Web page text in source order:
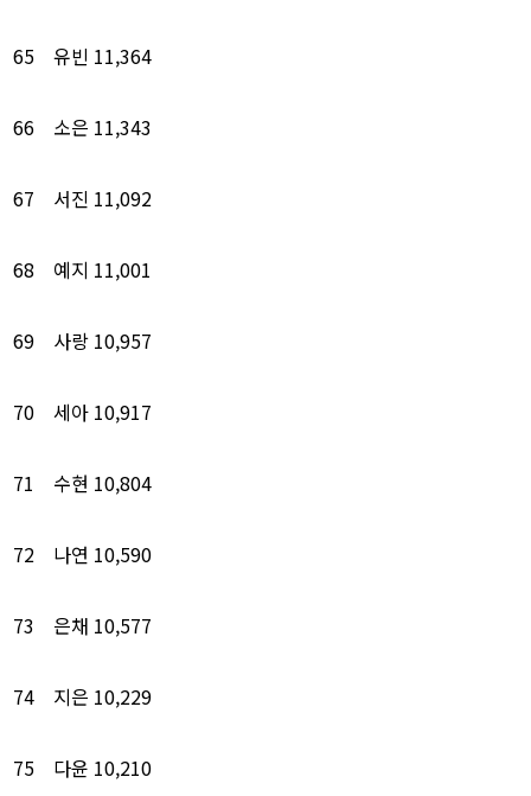
65 유빈 11,364
66 소은 11,343
67 서진 11,092
68 예지 11,001
69 사랑 10,957
70 세아 10,917
71 수현 10,804
72 나연 10,590
73 은채 10,577
74 지은 10,229
75 다윤 10,210